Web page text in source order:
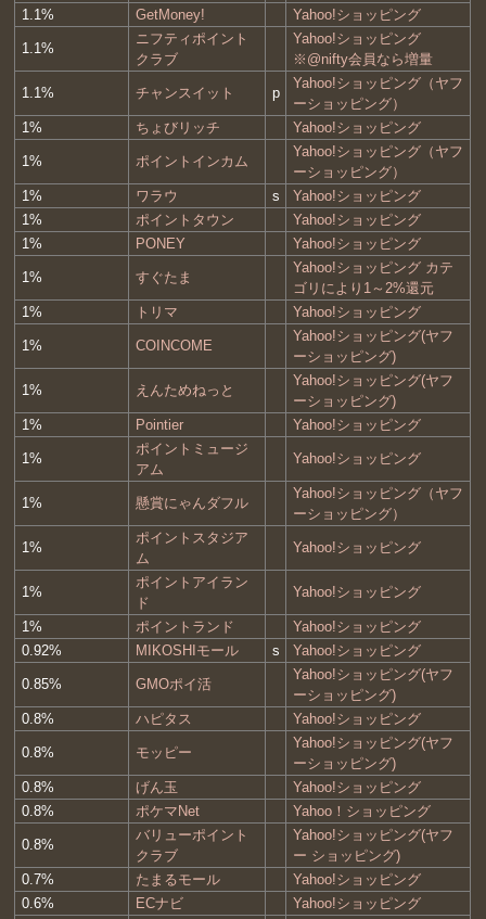
1.1%
GetMoney! Yahoo!ショッピング
1.1%
ニフティポイント
クラブ
Yahoo!ショッピング
※@nifty会員なら増量
1.1% チャンスイット p
Yahoo!ショッピング（ヤフ
ーショッピング）
1%
ちょびリッチ Yahoo!ショッピング
1% ポイントインカム
Yahoo!ショッピング（ヤフ
ーショッピング）
1%
ワラウ s
Yahoo!ショッピング
1%
ポイントタウン
Yahoo!ショッピング
1%
PONEY Yahoo!ショッピング
1% すぐたま
Yahoo!ショッピング カテ
ゴリにより1～2%還元
1%
トリマ Yahoo!ショッピング
1% COINCOME
Yahoo!ショッピング(ヤフ
ーショッピング)
1% えんためねっと
Yahoo!ショッピング(ヤフ
ーショッピング)
1%
Pointier Yahoo!ショッピング
1%
ポイントミュージ
アム
Yahoo!ショッピング
1% 懸賞にゃんダフル
Yahoo!ショッピング（ヤフ
ーショッピング）
1%
ポイントスタジア
ム
Yahoo!ショッピング
1%
ポイントアイラン
ド
Yahoo!ショッピング
1% ポイントランド
Yahoo!ショッピング
0.92%
MIKOSHIモール s Yahoo!ショッピング
0.85% GMOポイ活
Yahoo!ショッピング(ヤフ
ーショッピング)
0.8%
ハピタス Yahoo!ショッピング
0.8% モッピー
Yahoo!ショッピング(ヤフ
ーショッピング)
0.8%
げん玉
Yahoo!ショッピング
0.8%
ポケマNet Yahoo！ショッピング
0.8%
バリューポイント
クラブ
Yahoo!ショッピング(ヤフ
ー ショッピング)
0.7%
たまるモール
Yahoo!ショッピング
0.6%
ECナビ
Yahoo!ショッピング